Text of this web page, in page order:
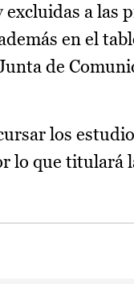
a las
en el
de
los
lo que titulará